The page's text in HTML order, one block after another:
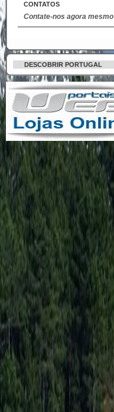
CONTATOS
Contate-nos agora mesmo